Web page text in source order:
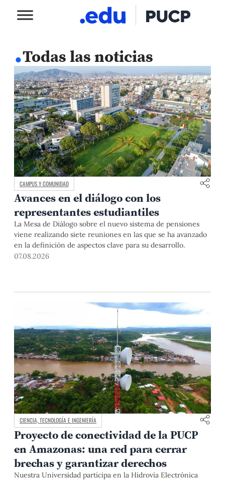
.Todas las noticias
CAMPUS Y COMUNIDAD
Avances en el diálogo con los
representantes estudiantiles
La Mesa de Diálogo sobre el nuevo sistema de pensiones
viene realizando siete reuniones en las que se ha avanzado
en la definición de aspectos clave para su desarrollo.
07.08.2026
CIENCIA, TECNOLOGÍA E INGENIERÍA
Proyecto de conectividad de la PUCP
en Amazonas: una red para cerrar
brechas y garantizar derechos
Nuestra Universidad participa en la Hidrovía Electrónica